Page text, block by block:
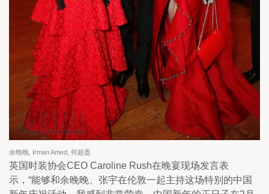
余晚晚, Irman Amed, 何超盈
英国时装协会CEO Caroline Rush在晚宴现场发言表
示，“能够和余晚晚、张宇在伦敦一起主持这场特别的中国